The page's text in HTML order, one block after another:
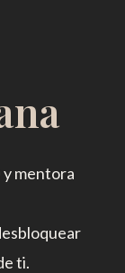
mentora
ti.